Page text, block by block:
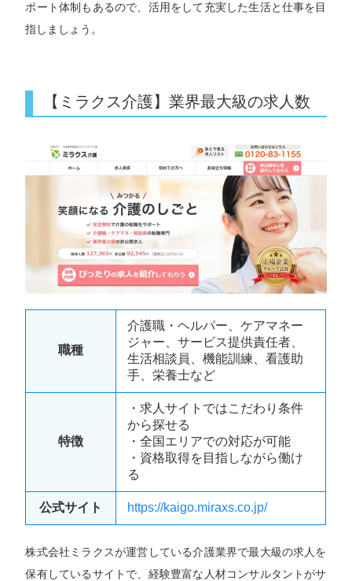
ポート体制もあるので、活用をして充実した生活と仕事を目
指しましょう。
【ミラクス介護】業界最大級の求人数
職種
介護職・ヘルパー、ケアマネー
ジャー、サービス提供責任者、
生活相談員、機能訓練、看護助
手、栄養士など
特徴
・求人サイトではこだわり条件
から探せる
・全国エリアでの対応が可能
・資格取得を目指しながら働け
る
公式サイト https://kaigo.miraxs.co.jp/
株式会社ミラクスが運営している介護業界で最大級の求人を
保有しているサイトで、経験豊富な人材コンサルタントがサ